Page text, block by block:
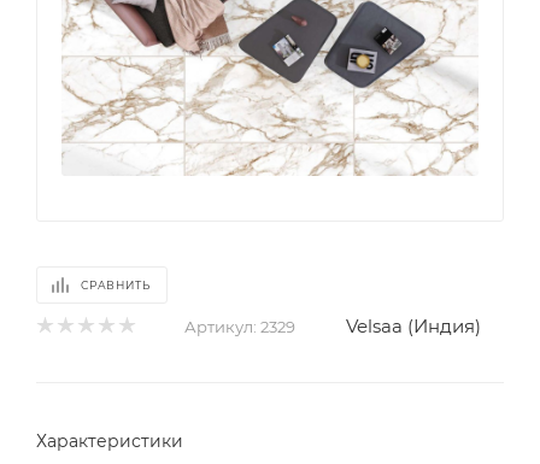
СРАВНИТЬ
Артикул: 2329 Velsaa (Индия)
Характеристики